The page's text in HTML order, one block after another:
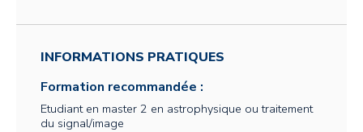
INFORMATIONS PRATIQUES
Formation recommandée :
Etudiant en master 2 en astrophysique ou traitement
du signal/image